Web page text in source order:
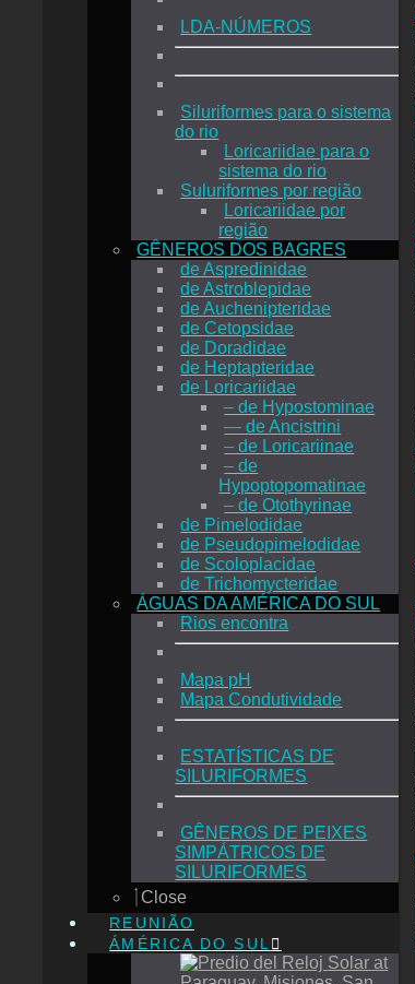
LDA-NÚMEROS
Siluriformes para o sistema
do rio
Loricariidae para o
sistema do rio
Suluriformes por região
Loricariidae por
região
GÊNEROS DOS BAGRES
de Aspredinidae
de Astroblepidae
de Auchenipteridae
de Cetopsidae
de Doradidae
de Heptapteridae
de Loricariidae
– de Hypostominae
— de Ancistrini
– de Loricariinae
– de
Hypoptopomatinae
– de Otothyrinae
de Pimelodidae
de Pseudopimelodidae
de Scoloplacidae
de Trichomycteridae
ÁGUAS DA AMÉRICA DO SUL
Rios encontra
Mapa pH
Mapa Condutividade
ESTATÍSTICAS DE
SILURIFORMES
GÊNEROS DE PEIXES
SIMPÁTRICOS DE
SILURIFORMES
Close
REUNIÃO
ÁMÉRICA DO SUL